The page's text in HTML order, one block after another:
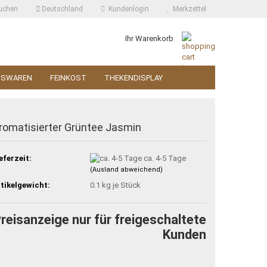
Deutschland Kundenlogin Merkzettel
Ihr Warenkorb
FEINKOST THEKENDISPLAY
Grüntee Jasmin
ca. 4-5 Tage
(Ausland abweichend)
0.1 kg je Stück
nur für freigeschaltete
Kunden